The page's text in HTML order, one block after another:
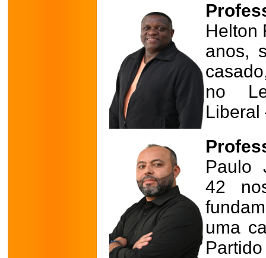
Helton
anos,
no
Liberal
Paulo
42
uma